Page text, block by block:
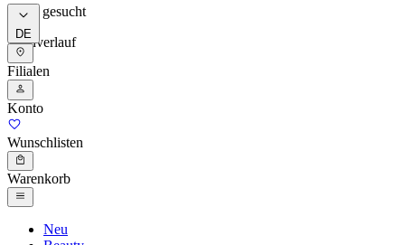
Meist gesucht
Suchverlauf
DE
Filialen
Konto
Wunschlisten
Warenkorb
Neu